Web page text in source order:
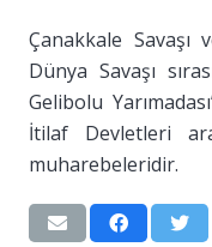
Çanakkale Savaşı
Dünya Savaşı
Gelibolu
İtilaf Devletleri
muharebeleridir.